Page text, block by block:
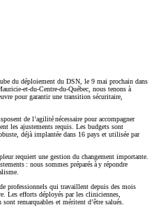
du déploiement du DSN, le 9 mai prochain dans
et-du-Centre-du-Québec, nous tenons à
pour garantir une transition sécuritaire,
de l’agilité nécessaire pour accompagner
les ajustements requis. Les budgets sont
déjà implantée dans 16 pays et utilisée par
requiert une gestion du changement importante.
: nous sommes préparés à y répondre
professionnels qui travaillent depuis des mois
Les efforts déployés par les cliniciennes,
remarquables et méritent d’être salués.